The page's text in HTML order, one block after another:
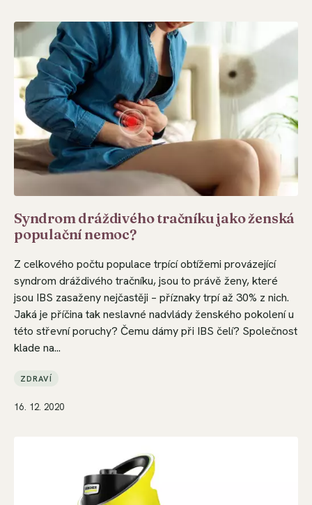
Syndrom dráždivého tračníku jako ženská
populační nemoc?
Z celkového počtu populace trpící obtížemi provázející
syndrom dráždivého tračníku, jsou to právě ženy, které
jsou IBS zasaženy nejčastěji – příznaky trpí až 30% z nich.
Jaká je příčina tak neslavné nadvlády ženského pokolení u
této střevní poruchy? Čemu dámy při IBS čelí? Společnost
klade na...
ZDRAVÍ
16. 12. 2020